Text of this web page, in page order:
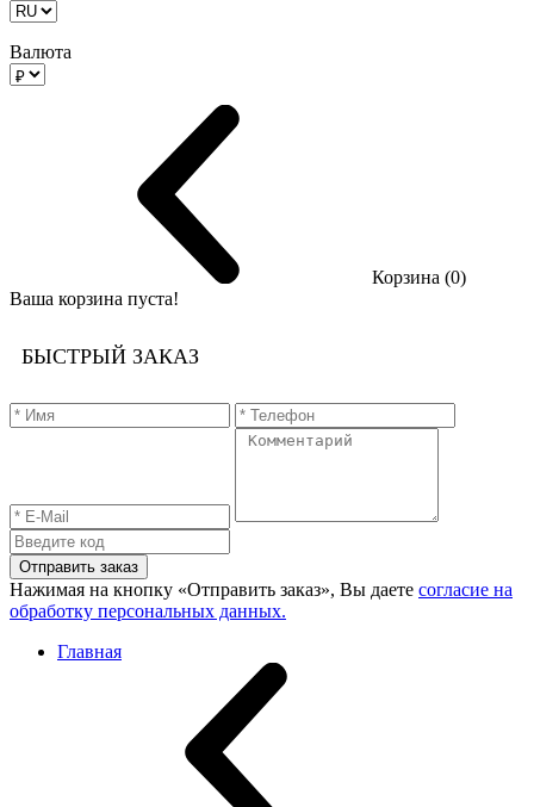
Валюта
Корзина (0)
Ваша корзина пуста!
БЫСТРЫЙ ЗАКАЗ
Отправить заказ
Нажимая на кнопку «Отправить заказ», Вы даете согласие на
обработку персональных данных.
Главная